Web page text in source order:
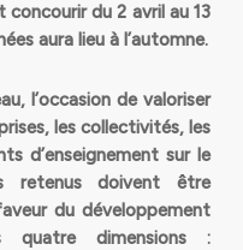
du 2 avril au 13
aura lieu à l’automne.
l’occasion de valoriser
les collectivités, les
d’enseignement sur le
retenus doivent être
du développement
dimensions :